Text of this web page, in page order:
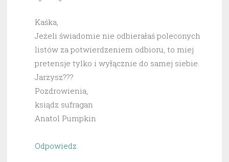
Kaśka,
Jeżeli świadomie nie odbierałaś poleconych
listów za potwierdzeniem odbioru, to miej
pretensje tylko i wyłącznie do samej siebie.
Jarzysz???
Pozdrowienia,
ksiądz sufragan
Anatol Pumpkin
Odpowiedz